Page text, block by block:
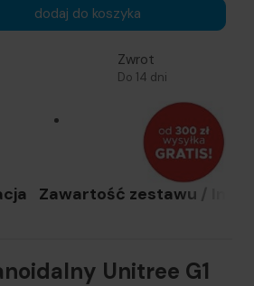
dodaj do koszyka
Zwrot
Do 14 dni
Zawartość zestawu /
Unitree G1